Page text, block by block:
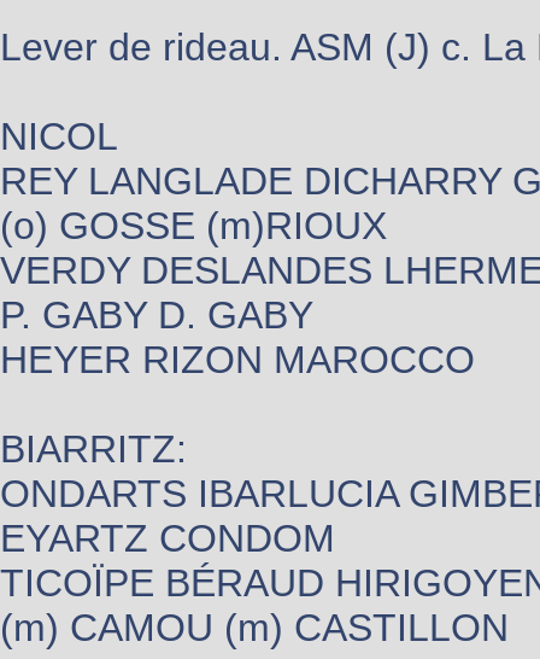
Lever de rideau. ASM (J) c. La
NICOL
REY LANGLADE DICHARRY
(o) GOSSE (m)RIOUX
VERDY DESLANDES
P. GABY D. GABY
HEYER RIZON MAROCCO
BIARRITZ:
ONDARTS IBARLUCIA
EYARTZ CONDOM
TICOÏPE BÉRAUD
(m) CAMOU (m) CASTILLON